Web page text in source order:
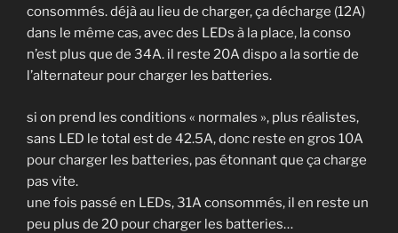
consommés. déjà au lieu de charger, ça décharge (12A)
dans le même cas, avec des LEDs à la place, la conso
n’est plus que de 34A. il reste 20A dispo a la sortie de
l’alternateur pour charger les batteries.
si on prend les conditions « normales », plus réalistes,
sans LED le total est de 42.5A, donc reste en gros 10A
pour charger les batteries, pas étonnant que ça charge
pas vite.
une fois passé en LEDs, 31A consommés, il en reste un
peu plus de 20 pour charger les batteries…